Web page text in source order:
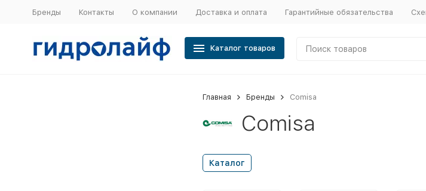
Бренды Контакты О компании Доставка и оплата Гарантийные обязательства
Каталог товаров
Главная Бренды Comisa
Comisa
Каталог